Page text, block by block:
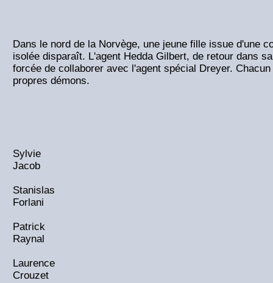
Dans le nord de la Norvège, une jeune fille issue d'une
isolée disparaît. L'agent Hedda Gilbert, de retour dans
forcée de collaborer avec l'agent spécial Dreyer.
propres démons.
Sylvie
Jacob
Stanislas
Forlani
Patrick
Raynal
Laurence
Crouzet